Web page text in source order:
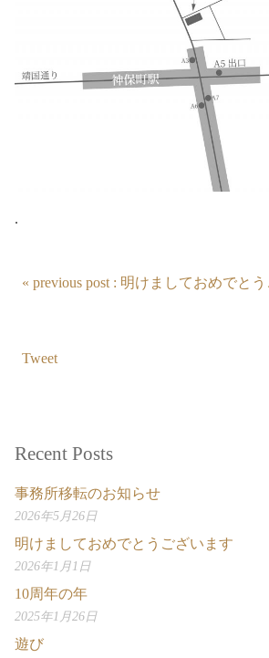
.
« previous post : 明けましておめでと
Tweet
Recent Posts
事務所移転のお知らせ
2026年5月26日
明けましておめでとうございます
2026年1月1日
10周年の年
2025年1月26日
遊び